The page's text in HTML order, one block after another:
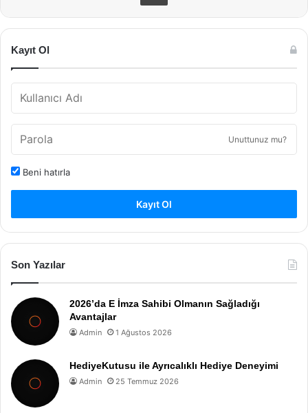
Kayıt Ol
Unuttunuz mu?
Beni hatırla
Kayıt Ol
Son Yazılar
2026’da E İmza Sahibi Olmanın Sağladığı
Avantajlar
Admin 1 Ağustos 2026
HediyeKutusu ile Ayrıcalıklı Hediye Deneyimi
Admin 25 Temmuz 2026